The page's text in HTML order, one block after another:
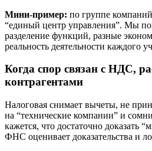
Мини-пример: по группе
“единый центр управления”. Мы
разделение функций, разные
реальность деятельности каждого
Когда спор связан с НДС,
контрагентами
Налоговая снимает вычеты, не
на “технические компании” и
кажется, что достаточно доказать
ФНС оценивает доказательства и